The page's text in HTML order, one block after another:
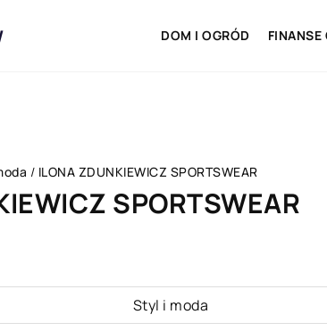
DOM I OGRÓD FINANSE
/ ILONA ZDUNKIEWICZ SPORTSWEAR
SPORTSWEAR
Styl i moda